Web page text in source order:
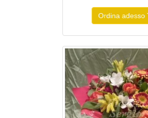
Ordina adesso